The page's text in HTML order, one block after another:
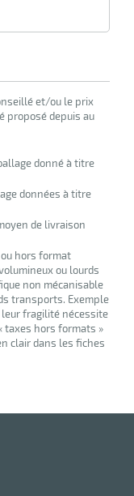
et/ou le prix
proposé depuis au
donné à titre
données à titre
de livraison
hors format
ou lourds
non mécanisable
transports. Exemple
leur fragilité nécessite
taxes hors formats »
clair dans les fiches